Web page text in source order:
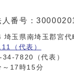
人番号：
玉県南埼玉郡宮
（代表）
34-7820（代表）
～17時15分